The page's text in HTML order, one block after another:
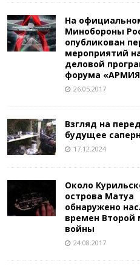
На
Минобороны
опубликован
мероприятий
деловой
форума
26.05.2017
Взгляд на
будущее
17.12.2024
Около
острова Матуа
обнаружено
времен Второй
войны
24.08.2017